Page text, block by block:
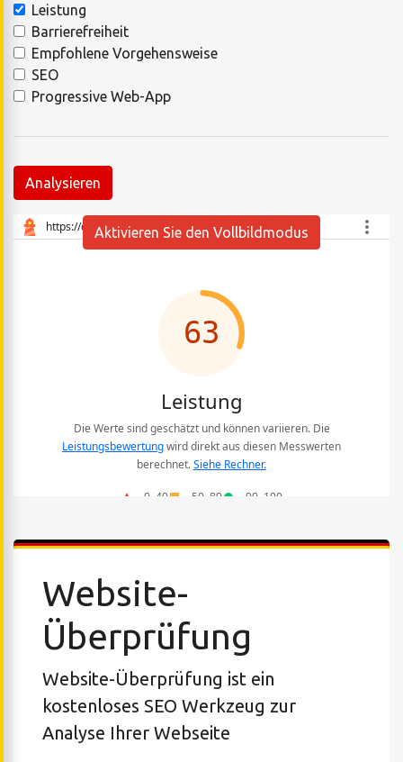
Leistung
Barrierefreiheit
Empfohlene Vorgehensweise
SEO
Progressive Web-App
Analysieren
Aktivieren Sie den Vollbildmodus
Website-
Überprüfung
Website-Überprüfung ist ein
kostenloses SEO Werkzeug zur
Analyse Ihrer Webseite